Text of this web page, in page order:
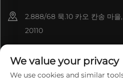
2.888/68 묵.10 카오 칸송 마을
20110
[email protected]
We value your privacy
We use cookies and similar